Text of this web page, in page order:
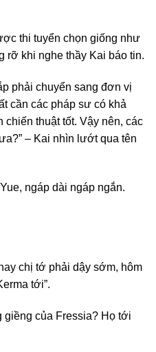
thi tuyển chọn giống như
rỡ khi nghe thầy Kai báo tin.
phải chuyển sang đơn vị
cần các pháp sư có khả
chiến thuật tốt. Vậy nên, các
– Kai nhìn lướt qua tên
ngáp dài ngáp ngắn.
chị tớ phải dậy sớm, hôm
tới”.
giềng của Fressia? Họ tới